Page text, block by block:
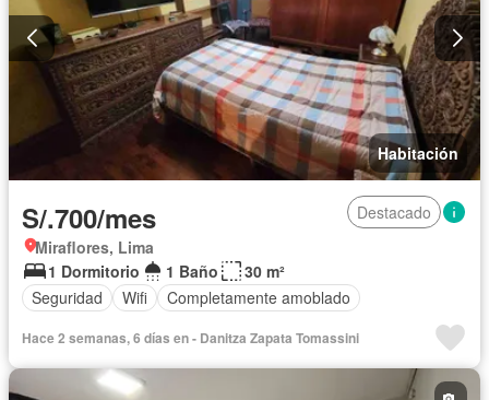
Habitación
S/.700/mes
Destacado
Miraflores, Lima
1 Dormitorio
1 Baño
30 m²
Seguridad
Wifi Completamente amoblado
Hace 2 semanas, 6 días en - Danitza Zapata Tomassini